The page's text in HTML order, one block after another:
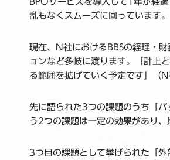
乱もなくスムーズに回っています。
現在、N社におけるBBSの経理・
ョンなど多岐に渡ります。「計上
る範囲を拡げていく予定です」（N
先に語られた3つの課題のうち「
う2つの課題は一定の効果があり、
3つ目の課題として挙げられた「